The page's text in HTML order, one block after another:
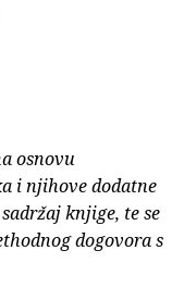
osnovu
i njihove dodatne
knjige, te se
dogovora s